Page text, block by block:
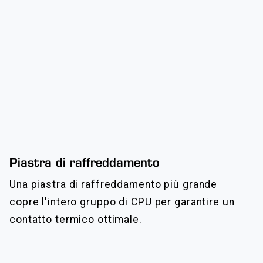
Piastra di raffreddamento
Una piastra di raffreddamento più grande
copre l'intero gruppo di CPU per garantire un
contatto termico ottimale.